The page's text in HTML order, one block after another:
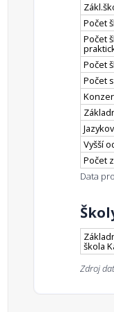
Počet
Počet
Počet
Počet
Vyšší
Počet
Data
škola
Zdroj